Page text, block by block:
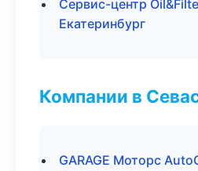
Сервис-центр
Екатеринбург
Компании в
GARAGE Моторс